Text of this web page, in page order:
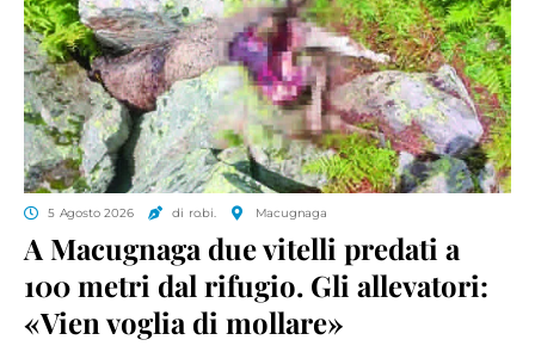
5 Agosto 2026 di ro.bi. Macugnaga
A Macugnaga due vitelli predati a
100 metri dal rifugio. Gli allevatori:
«Vien voglia di mollare»